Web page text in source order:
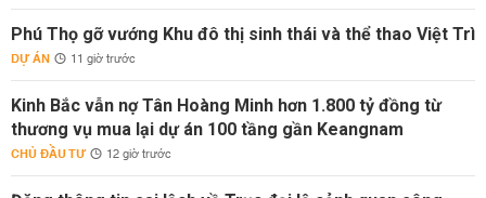
Phú Thọ gỡ vướng Khu đô thị sinh thái và thể thao Việt Trì
DỰ ÁN 11 giờ trước
Kinh Bắc vẫn nợ Tân Hoàng Minh hơn 1.800 tỷ đồng từ
thương vụ mua lại dự án 100 tầng gần Keangnam
CHỦ ĐẦU TƯ 12 giờ trước